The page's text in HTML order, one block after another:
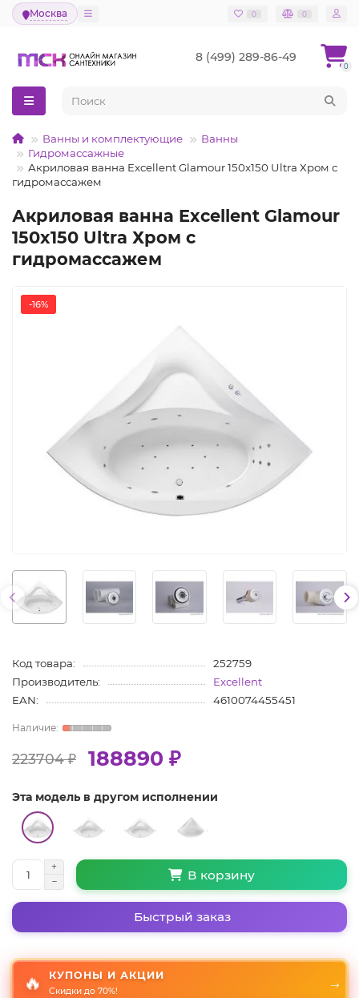
Москва 0 0
8 (499) 289-86-49
0
Ванны и комплектующие
Ванны
Гидромассажные
Акриловая ванна Excellent Glamour 150x150 Ultra Хром с
гидромассажем
Акриловая ванна Excellent Glamour
150x150 Ultra Хром с
гидромассажем
-16%
Код товара:
252759
Производитель:
Excellent
EAN:
4610074455451
223704 ₽ 188890 ₽
Эта модель в другом исполнении
В корзину
Быстрый заказ
🔥 КУПОНЫ И АКЦИИ
Скидки до 70%!
→